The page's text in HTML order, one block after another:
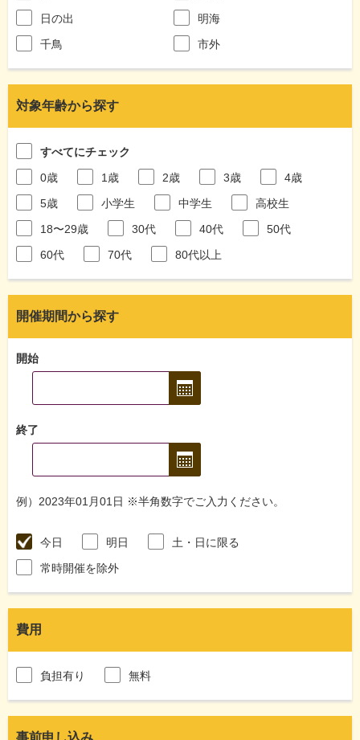
日の出
明海
千鳥
市外
対象年齢から探す
すべてにチェック
0歳
1歳 2歳 3歳
4歳
5歳
小学生 中学生
高校生
18〜29歳
30代 40代
50代
60代
70代 80代以上
開催期間から探す
開始
終了
例）2023年01月01日 ※半角数字でご入力ください。
今日 明日
土・日に限る
常時開催を除外
費用
負担有り 無料
事前申し込み